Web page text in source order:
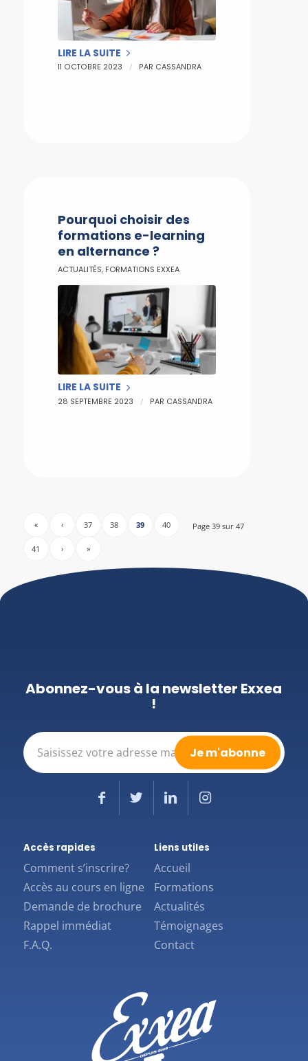
LIRE LA SUITE
11 OCTOBRE 2023 / PAR CASSANDRA
Pourquoi choisir des
formations e-learning
en alternance ?
ACTUALITÉS, FORMATIONS EXXEA
LIRE LA SUITE
28 SEPTEMBRE 2023 / PAR CASSANDRA
Page 39 sur 47
« ‹ 37 38 39 40
41 › »
Abonnez-vous à la newsletter Exxea
!
E-
mail
(Nécessaire)
Accès rapides
Comment s’inscrire?
Accès au cours en ligne
Demande de brochure
Rappel immédiat
F.A.Q.
Liens utiles
Accueil
Formations
Actualités
Témoignages
Contact